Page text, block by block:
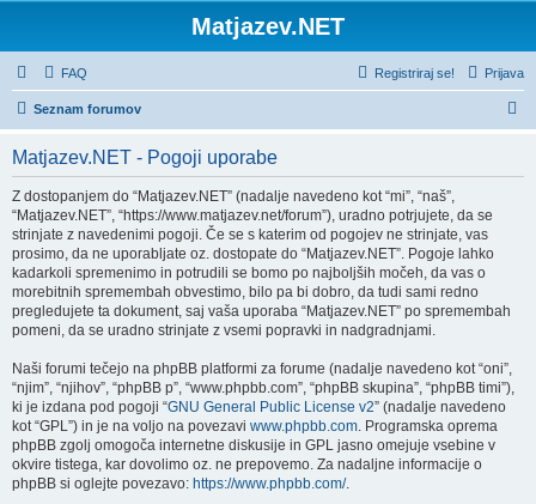
Matjazev.NET
FAQ Prijava
Registriraj se!
Seznam forumov
Matjazev.NET - Pogoji uporabe
Z dostopanjem do “Matjazev.NET” (nadalje navedeno kot “mi”, “naš”,
“Matjazev.NET”, “https://www.matjazev.net/forum”), uradno potrjujete, da se
strinjate z navedenimi pogoji. Če se s katerim od pogojev ne strinjate, vas
prosimo, da ne uporabljate oz. dostopate do “Matjazev.NET”. Pogoje lahko
kadarkoli spremenimo in potrudili se bomo po najboljših močeh, da vas o
morebitnih spremembah obvestimo, bilo pa bi dobro, da tudi sami redno
pregledujete ta dokument, saj vaša uporaba “Matjazev.NET” po spremembah
pomeni, da se uradno strinjate z vsemi popravki in nadgradnjami.
Naši forumi tečejo na phpBB platformi za forume (nadalje navedeno kot “oni”,
“njim”, “njihov”, “phpBB p”, “www.phpbb.com”, “phpBB skupina”, “phpBB timi”),
ki je izdana pod pogoji “GNU General Public License v2” (nadalje navedeno
kot “GPL”) in je na voljo na povezavi www.phpbb.com. Programska oprema
phpBB zgolj omogoča internetne diskusije in GPL jasno omejuje vsebine v
okvire tistega, kar dovolimo oz. ne prepovemo. Za nadaljne informacije o
phpBB si oglejte povezavo: https://www.phpbb.com/.